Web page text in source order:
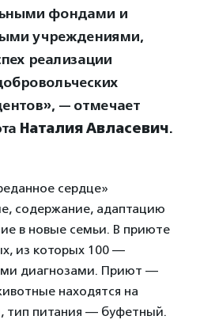
фондами и
учреждениями,
реализации
— отмечает
Наталия Авласевич.
сердце»
содержание, адаптацию
в новые семьи. В приюте
из которых 100 —
диагнозами. Приют —
находятся на
тип питания — буфетный.